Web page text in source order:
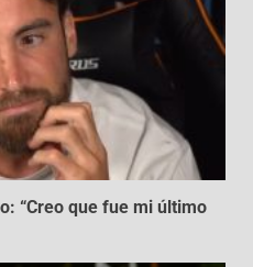
“Creo que fue mi último